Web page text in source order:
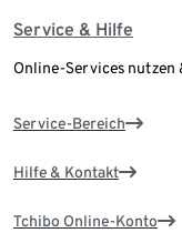
Service & Hilfe
Online-Services
Service-Bereich
Hilfe & Kontakt
Tchibo Online-Konto